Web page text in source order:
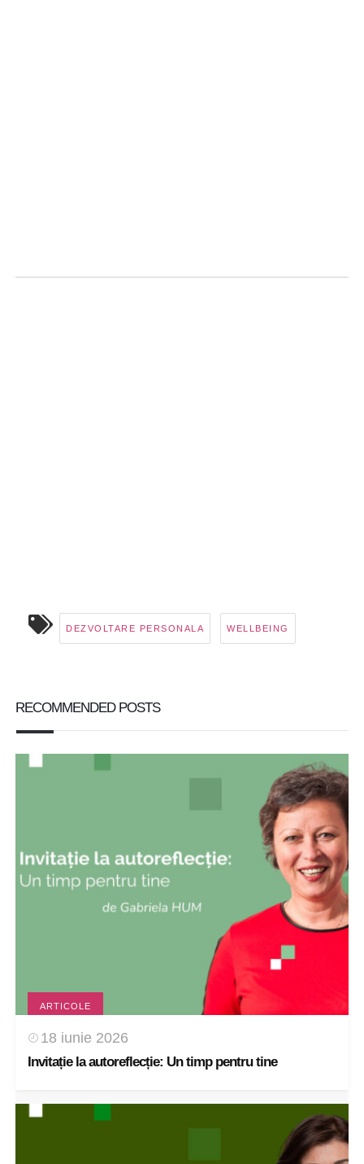
DEZVOLTARE PERSONALA WELLBEING
RECOMMENDED POSTS
ARTICOLE
18 iunie 2026
Invitație la autoreflecție: Un timp pentru tine